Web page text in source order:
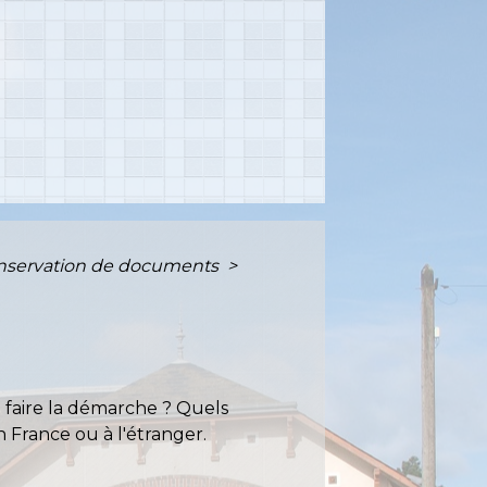
de documents >
la démarche ? Quels
France ou à l'étranger.